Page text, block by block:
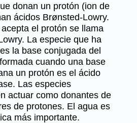
donan un protón (ion de
ácidos Brønsted-Lowry.
el protón se llama
La especie que ha
la base conjugada del
cuando una base
un protón es el ácido
Las especies
actuar como donantes de
de protones. El agua es
más importante.